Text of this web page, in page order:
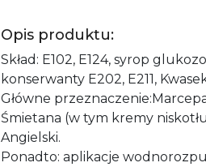
Opis produktu:
Skład: E102, E124, syrop
konserwanty E202, E211,
Główne
Śmietana (w tym kremy
Angielski.
Ponadto: aplikacje